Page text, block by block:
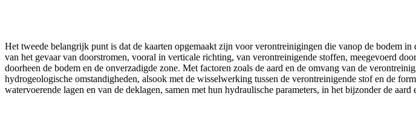
Het tweede belangrijk punt is dat de kaarten opgemaakt zijn voor verontreinigingen die vanop de bodem
van het gevaar van doorstromen, vooral in verticale richting, van verontreinigende stoffen, meegevoerd
doorheen de bodem en de onverzadigde zone. Met factoren zoals de aard en de omvang van de
hydrogeologische omstandigheden, alsook met de wisselwerking tussen de verontreinigende stof en de
watervoerende lagen en van de deklagen, samen met hun hydraulische parameters, in het bijzonder de